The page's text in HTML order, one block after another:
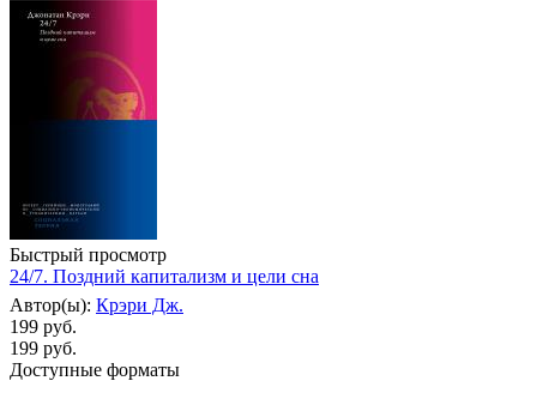
Быстрый просмотр
24/7. Поздний капитализм и цели сна
Автор(ы): Крэри Дж.
199 руб.
199 руб.
Доступные форматы